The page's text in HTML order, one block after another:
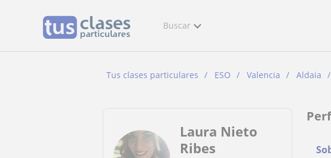
Buscar
Tus clases particulares ESO Valencia Aldaia
Laura Nieto
Ribes